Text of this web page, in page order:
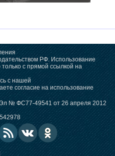
РФ. Использование
с прямой ссылкой на
с нашей
согласие на использование
№ ФС77-49541 от 26 апреля 2012